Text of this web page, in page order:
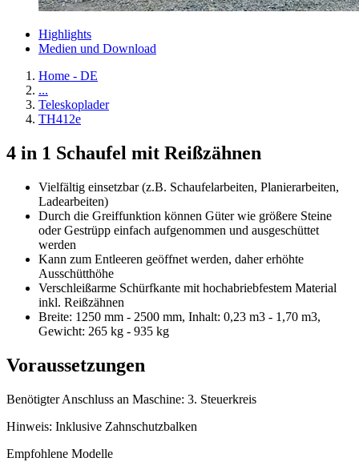
Highlights
Medien und Download
Home - DE
...
Teleskoplader
TH412e
4 in 1 Schaufel mit Reißzähnen
Vielfältig einsetzbar (z.B. Schaufelarbeiten, Planierarbeiten,
Ladearbeiten)
Durch die Greiffunktion können Güter wie größere Steine
oder Gestrüpp einfach aufgenommen und ausgeschüttet
werden
Kann zum Entleeren geöffnet werden, daher erhöhte
Ausschütthöhe
Verschleißarme Schürfkante mit hochabriebfestem Material
inkl. Reißzähnen
Breite: 1250 mm - 2500 mm, Inhalt: 0,23 m3 - 1,70 m3,
Gewicht: 265 kg - 935 kg
Voraussetzungen
Benötigter Anschluss an Maschine: 3. Steuerkreis
Hinweis: Inklusive Zahnschutzbalken
Empfohlene Modelle